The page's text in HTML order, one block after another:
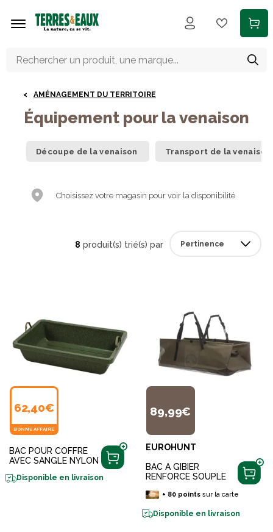
AMÉNAGEMENT DU TERRITOIRE
Équipement pour la venaison
Découpe de la venaison Transport de la venaison
Choisissez votre magasin pour voir la disponibilité
8 produit(s) trié(s) par
62,40€
BONNE AFFAIRE
BAC POUR COFFRE
AVEC SANGLE NYLON
Disponible en livraison
89,99€
EUROHUNT
BAC A GIBIER
RENFORCE SOUPLE
+ 80pointssur la carte
Disponible en livraison